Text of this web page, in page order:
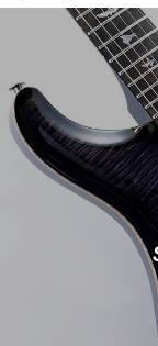
エレキギタ
ベース
ドラム
キーボード